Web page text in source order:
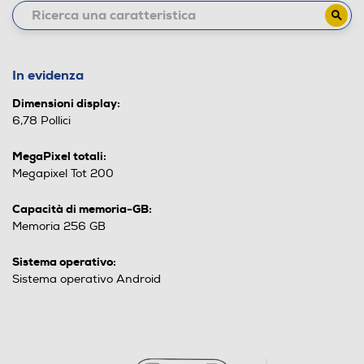
In evidenza
Dimensioni display:
6,78 Pollici
MegaPixel totali:
Megapixel Tot 200
Capacità di memoria-GB:
Memoria 256 GB
Sistema operativo:
Sistema operativo Android